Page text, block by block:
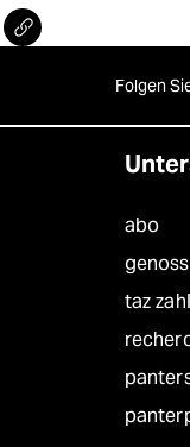
Folgen
abo
taz